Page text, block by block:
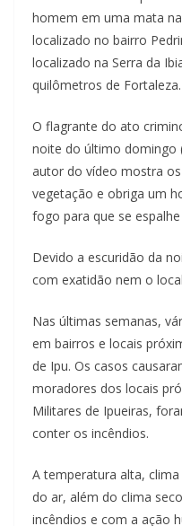
homem em uma mata
localizado no bairro
localizado na Serra da
quilômetros de Fortaleza.
O flagrante do ato
noite do último domingo
autor do vídeo mostra
vegetação e obriga um
fogo para que se
Devido a escuridão da
com exatidão nem o
Nas últimas semanas,
em bairros e locais
de Ipu. Os casos
moradores dos locais
Militares de Ipueiras,
conter os incêndios.
A temperatura alta,
do ar, além do clima
incêndios e com a ação